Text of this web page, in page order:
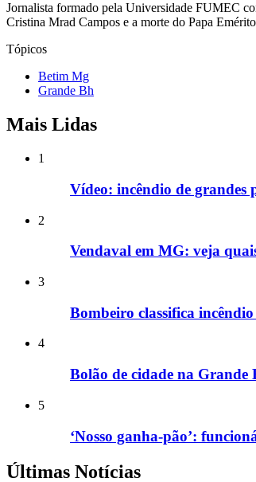
Jornalista formado pela Universidade FUMEC
Cristina Mrad Campos e a morte do Papa
Tópicos
Betim Mg
Grande Bh
Mais Lidas
1
Vídeo: incêndio de grandes
2
Vendaval em MG: veja
3
Bombeiro classifica
4
Bolão de cidade na Grande
5
‘Nosso ganha-pão’:
Últimas Notícias